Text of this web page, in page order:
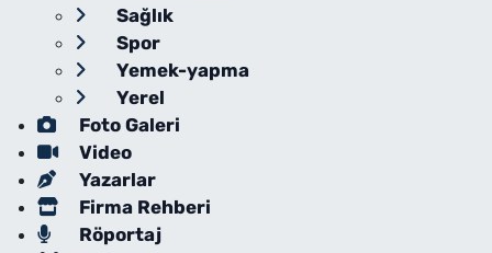
Sağlık
Spor
Yemek-yapma
Yerel
Foto Galeri
Video
Yazarlar
Firma Rehberi
Röportaj